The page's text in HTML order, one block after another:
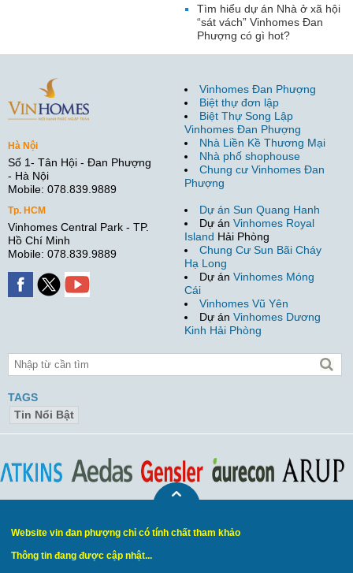
Tìm hiểu dự án Nhà ở xã hội
“sát vách” Vinhomes Đan
Phượng có gì hot?
Hà Nội
Số 1- Tân Hội - Đan Phượng
- Hà Nội
Mobile: 078.839.9889
Tp. HCM
Vinhomes Central Park - TP.
Hồ Chí Minh
Mobile: 078.839.9889
Vinhomes Đan Phượng
Biệt thự đơn lập
Biệt Thự Song Lập
Vinhomes Đan Phượng
Nhà Liền Kề Thương Mại
Nhà phố shophouse
Chung cư Vinhomes Đan
Phượng
Dự án Sun Quang Hanh
Dự án Vinhomes Royal
Island Hải Phòng
Chung Cư Sun Bãi Cháy
Hạ Long
Dự án Vinhomes Móng
Cái
Vinhomes Vũ Yên
Dự án Vinhomes Dương
Kinh Hải Phòng
TAGS
Tin Nổi Bật
Website vin đan phượng chỉ có tính chất tham khảo
Thông tin đang được cập nhật...